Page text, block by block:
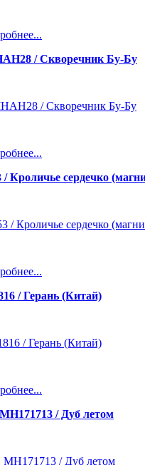
/ Скворечник Бу-Бу
Кроличье сердечко
/ Герань (Китай)
/ Дуб летом